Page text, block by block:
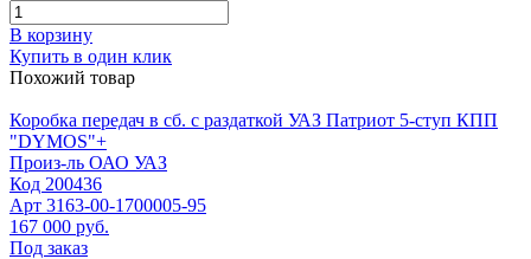
В корзину
Купить в один клик
Похожий товар
Коробка передач в сб. с раздаткой УАЗ Патриот 5-ступ КПП
"DYMOS"+
Произ-ль ОАО УАЗ
Код 200436
Арт 3163-00-1700005-95
167 000 руб.
Под заказ